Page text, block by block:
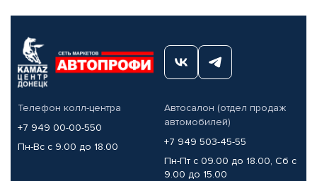
Телефон колл-центра
+7 949 00-00-550
Пн-Вс с 9.00 до 18.00
Автосалон (отдел продаж
автомобилей)
+7 949 503-45-55
Пн-Пт с 09.00 до 18.00, Сб с
9.00 до 15.00